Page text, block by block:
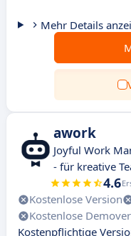
Mehr Details
awork
Joyful Work
- für kreative
4.6
Kostenlose Version
Kostenlose
Kostenpflichtige